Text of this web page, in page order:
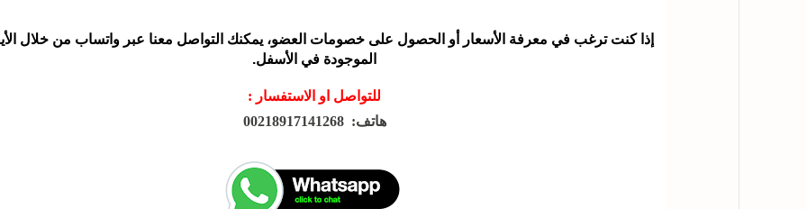
إذا كنت ترغب في معرفة الأسعار أو الحصول على خصومات العضو، يمكنك التواصل معنا عبر واتساب من خلال
الموجودة في الأسفل.
للتواصل او الاستفسار :
هاتف: 00218917141268